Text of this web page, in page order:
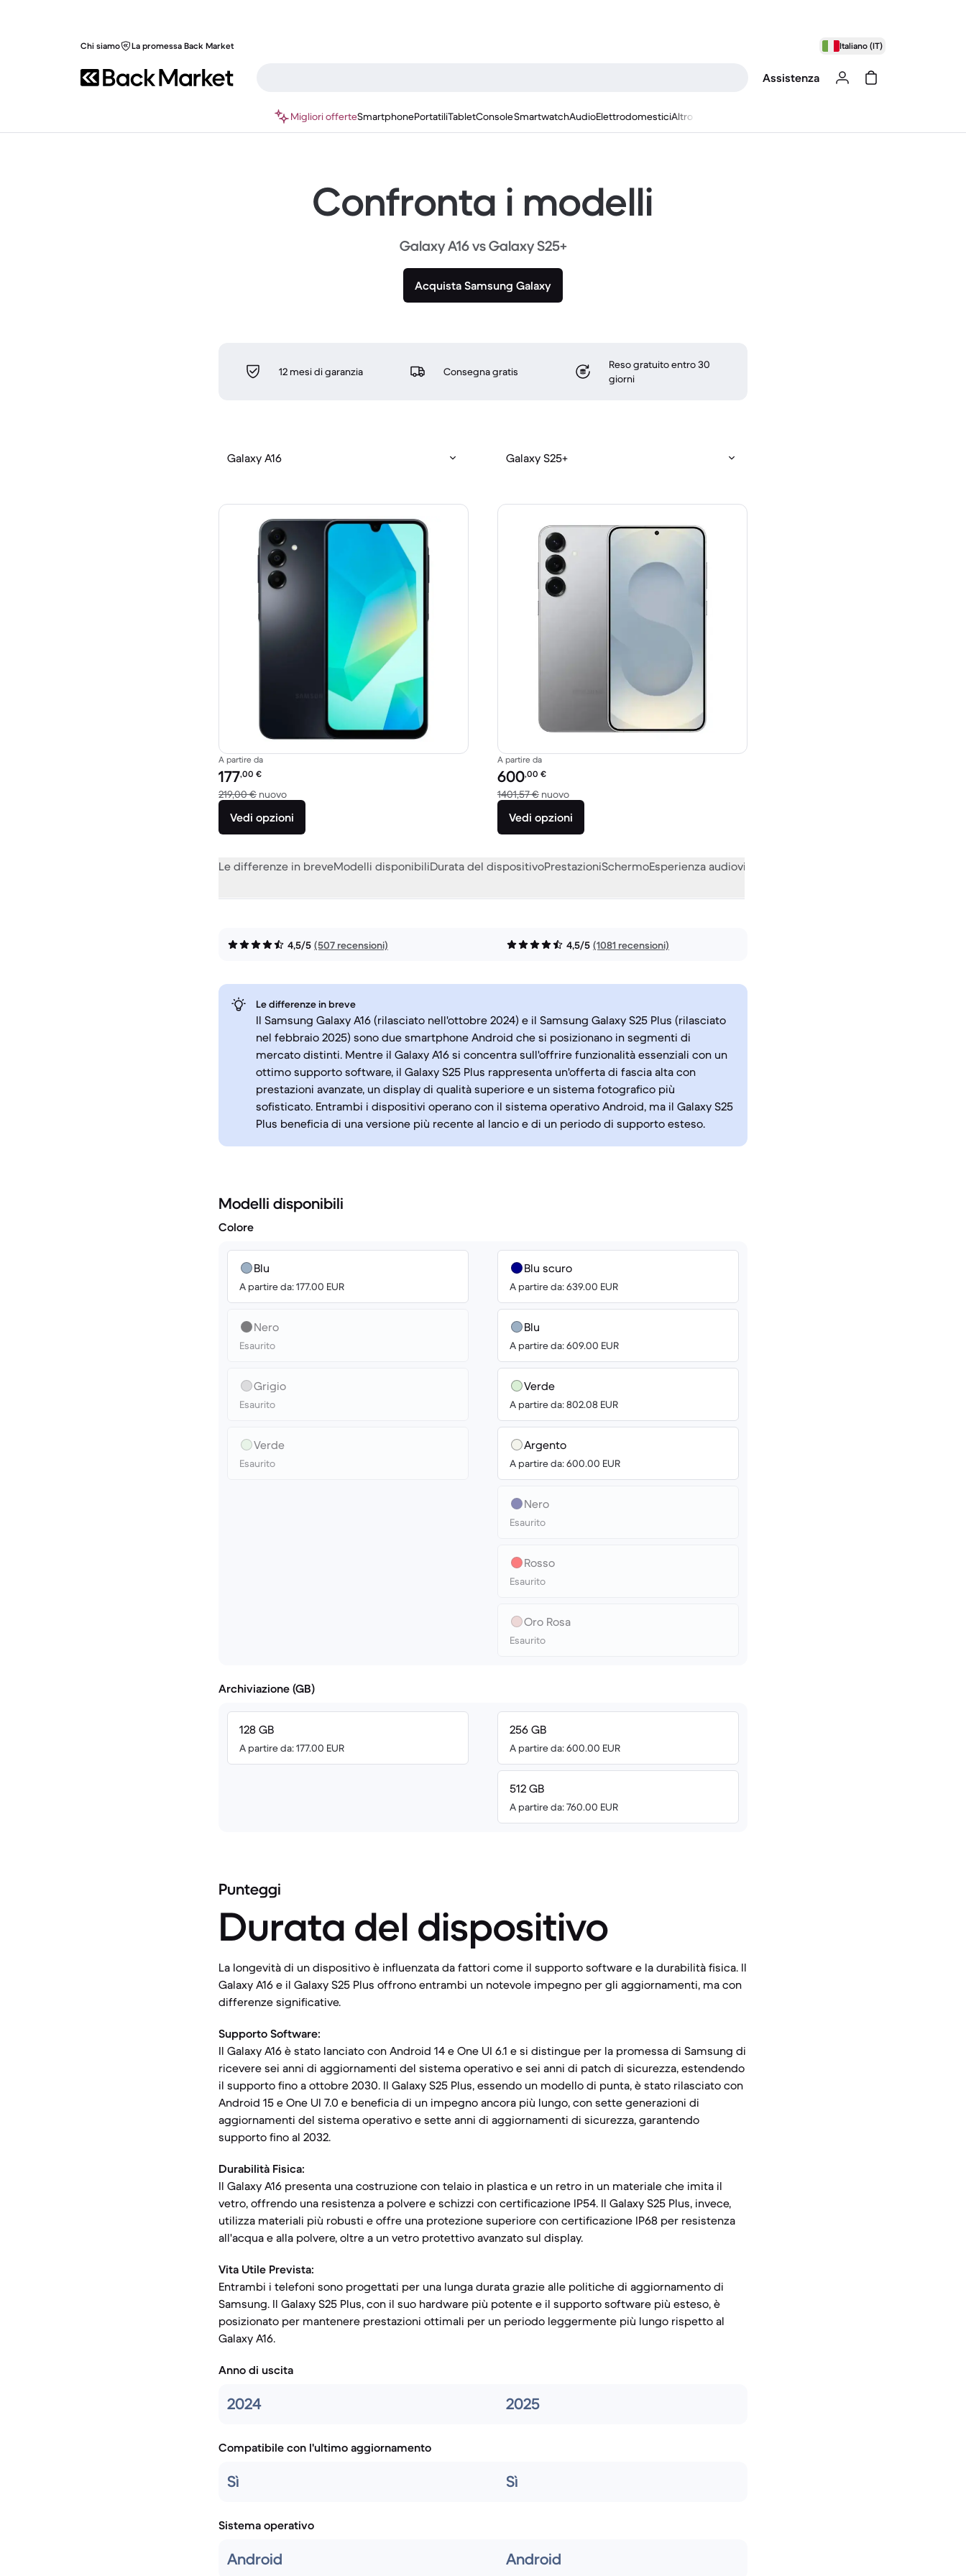
Chi siamo La promessa Back Market Italiano (IT)
Assistenza
Migliori offerteSmartphonePortatiliTabletConsoleSmartwatchAudioElettrodomesticiAltro
Confronta i modelli
Galaxy A16 vs Galaxy S25+
Acquista Samsung Galaxy
12 mesi di garanzia Consegna gratis
Reso gratuito entro 30
giorni
Galaxy A16 Galaxy S25+
A partire da
Prezzo del ricondizionato:
177,00 €
219,00 € nuovoRispetto a 219,00 € del nuovo
Vedi opzioni
A partire da
Prezzo del ricondizionato:
600,00 €
1401,57 € nuovoRispetto a 1401,57 € del nuovo
Vedi opzioni
Le differenze in breveModelli disponibiliDurata del dispositivoPrestazioniSchermoEsperienza audiovisiva
4,5/5 (507 recensioni) 4,5/5 (1081 recensioni)
Le differenze in breve
Il Samsung Galaxy A16 (rilasciato nell'ottobre 2024) e il Samsung Galaxy S25 Plus (rilasciato
nel febbraio 2025) sono due smartphone Android che si posizionano in segmenti di
mercato distinti. Mentre il Galaxy A16 si concentra sull'offrire funzionalità essenziali con un
ottimo supporto software, il Galaxy S25 Plus rappresenta un'offerta di fascia alta con
prestazioni avanzate, un display di qualità superiore e un sistema fotografico più
sofisticato. Entrambi i dispositivi operano con il sistema operativo Android, ma il Galaxy S25
Plus beneficia di una versione più recente al lancio e di un periodo di supporto esteso.
Modelli disponibili
Colore
Blu
A partire da: 177.00 EUR
Nero
Esaurito
Grigio
Esaurito
Verde
Esaurito
Blu scuro
A partire da: 639.00 EUR
Blu
A partire da: 609.00 EUR
Verde
A partire da: 802.08 EUR
Argento
A partire da: 600.00 EUR
Nero
Esaurito
Rosso
Esaurito
Oro Rosa
Esaurito
Archiviazione (GB)
128 GB
A partire da: 177.00 EUR
256 GB
A partire da: 600.00 EUR
512 GB
A partire da: 760.00 EUR
Punteggi
Durata del dispositivo
La longevità di un dispositivo è influenzata da fattori come il supporto software e la durabilità fisica. Il
Galaxy A16 e il Galaxy S25 Plus offrono entrambi un notevole impegno per gli aggiornamenti, ma con
differenze significative.
Supporto Software:
Il Galaxy A16 è stato lanciato con Android 14 e One UI 6.1 e si distingue per la promessa di Samsung di
ricevere sei anni di aggiornamenti del sistema operativo e sei anni di patch di sicurezza, estendendo
il supporto fino a ottobre 2030. Il Galaxy S25 Plus, essendo un modello di punta, è stato rilasciato con
Android 15 e One UI 7.0 e beneficia di un impegno ancora più lungo, con sette generazioni di
aggiornamenti del sistema operativo e sette anni di aggiornamenti di sicurezza, garantendo
supporto fino al 2032.
Durabilità Fisica:
Il Galaxy A16 presenta una costruzione con telaio in plastica e un retro in un materiale che imita il
vetro, offrendo una resistenza a polvere e schizzi con certificazione IP54. Il Galaxy S25 Plus, invece,
utilizza materiali più robusti e offre una protezione superiore con certificazione IP68 per resistenza
all'acqua e alla polvere, oltre a un vetro protettivo avanzato sul display.
Vita Utile Prevista:
Entrambi i telefoni sono progettati per una lunga durata grazie alle politiche di aggiornamento di
Samsung. Il Galaxy S25 Plus, con il suo hardware più potente e il supporto software più esteso, è
posizionato per mantenere prestazioni ottimali per un periodo leggermente più lungo rispetto al
Galaxy A16.
Anno di uscita
2024 2025
Compatibile con l'ultimo aggiornamento
Sì Sì
Sistema operativo
Android Android